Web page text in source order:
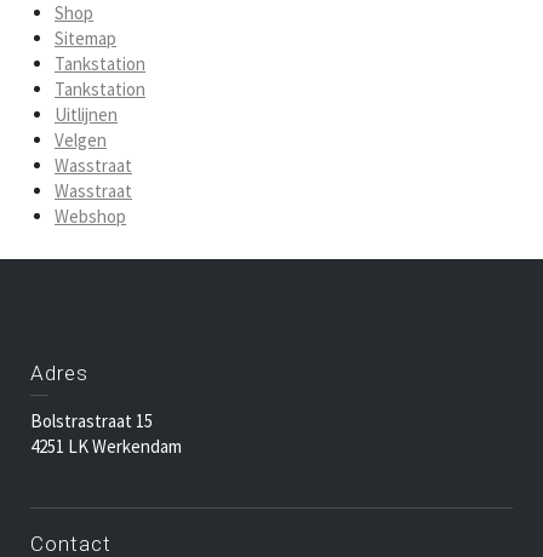
Shop
Sitemap
Tankstation
Tankstation
Uitlijnen
Velgen
Wasstraat
Wasstraat
Webshop
Adres
Bolstrastraat 15
4251 LK Werkendam
Contact